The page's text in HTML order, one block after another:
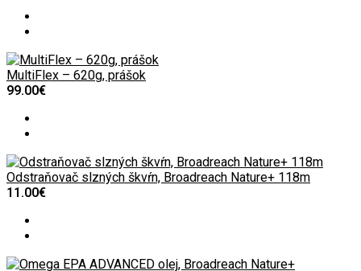
MultiFlex – 620g, prášok
99.00€
Odstraňovač slzných škvŕn, Broadreach Nature+ 118m
11.00€